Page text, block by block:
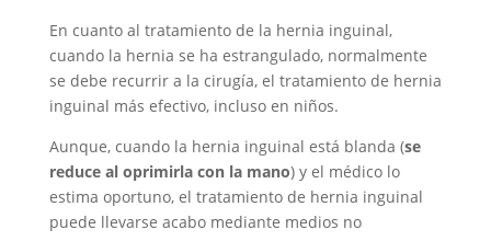
En cuanto al tratamiento de la hernia inguinal,
cuando la hernia se ha estrangulado, normalmente
se debe recurrir a la cirugía, el tratamiento de hernia
inguinal más efectivo, incluso en niños.
Aunque, cuando la hernia inguinal está blanda (se
reduce al oprimirla con la mano) y el médico lo
estima oportuno, el tratamiento de hernia inguinal
puede llevarse acabo mediante medios no